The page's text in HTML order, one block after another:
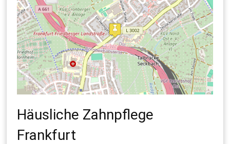
Häusliche Zahnpflege
Frankfurt